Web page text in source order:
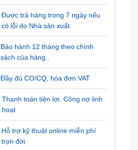
Được trả hàng trong 7 ngày nếu
có lỗi do Nhà sản xuất
Bảo hành 12 tháng theo chính
sách của hàng .
Đầy đủ CO/CQ, hóa đơn VAT
Thanh toán tiện lợi. Công nợ linh
hoạt
Hỗ trợ kỹ thuật online miễn phí
trọn đời